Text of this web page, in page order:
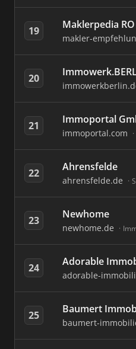
19 Maklerpedia
makler-
20
21 Immoportal
immoportal.com
22 Ahrensfelde
ahrensfelde.de
23 Newhome
newhome.de
24 Adorable
adorable-
25 Baumert
baumert-